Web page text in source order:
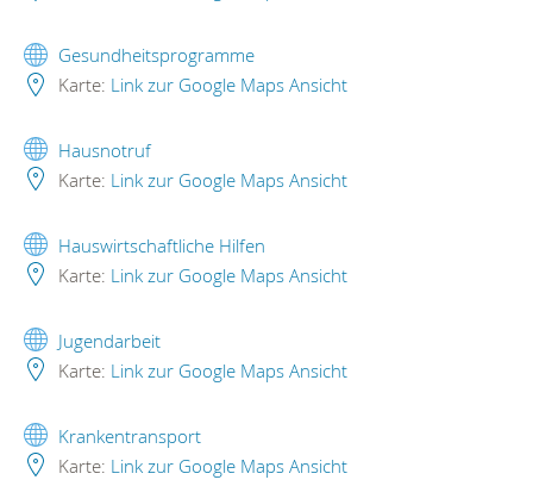
Gesundheitsprogramme
Karte: Link zur Google Maps Ansicht
Hausnotruf
Karte: Link zur Google Maps Ansicht
Hauswirtschaftliche Hilfen
Karte: Link zur Google Maps Ansicht
Jugendarbeit
Karte: Link zur Google Maps Ansicht
Krankentransport
Karte: Link zur Google Maps Ansicht